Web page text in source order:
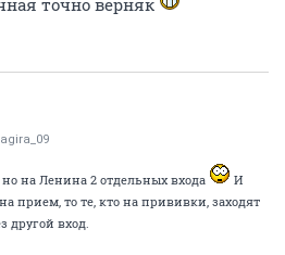
точно верняк
на Ленина 2 отдельных входа
И
прием, то те, кто на прививки, заходят
другой вход.